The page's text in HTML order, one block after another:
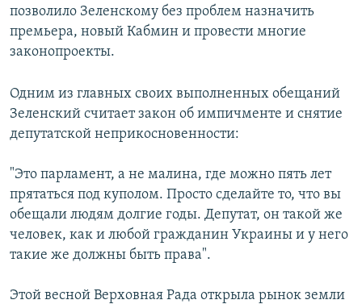
позволило Зеленскому без проблем назначить
премьера, новый Кабмин и провести многие
законопроекты.
Одним из главных своих выполненных обещаний
Зеленский считает закон об импичменте и снятие
депутатской неприкосновенности:
"Это парламент, а не малина, где можно пять лет
прятаться под куполом. Просто сделайте то, что вы
обещали людям долгие годы. Депутат, он такой же
человек, как и любой гражданин Украины и у него
такие же должны быть права".
Этой весной Верховная Рада открыла рынок земли